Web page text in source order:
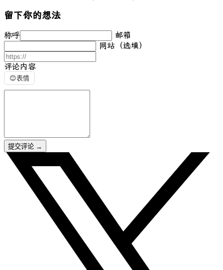
留下你的想法
称呼
邮箱
网站（选填）
评论内容
😊表情
提交评论 →